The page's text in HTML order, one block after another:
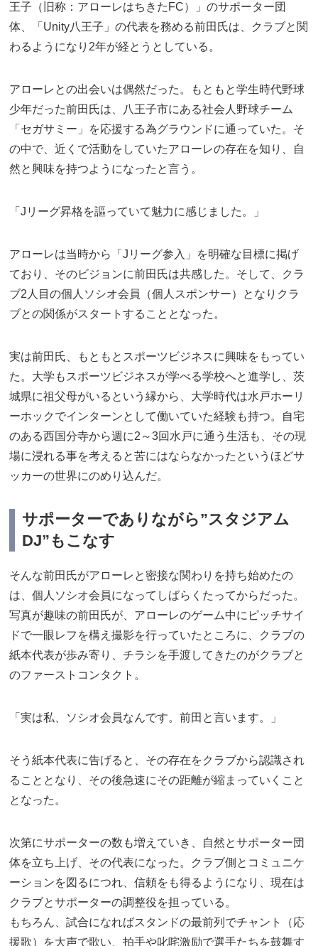
王子（旧称：アローレはちきたFC）」のサポーター団
体、「Unity八王子」の代表を務める前田氏は、クラブと関
わるようになり2年が経とうとしている。
アローレとの出会いは偶然だった。もともと学生時代野球
少年だった前田氏は、八王子市にある社会人野球チーム
「セガサミー」を応援する為グラウンドに通っていた。そ
の中で、近くで活動をしていたアローレの存在を知り、自
然と興味を持つようになったと言う。
「Jリーグ昇格を謳っていて魅力に感じました。」
アローレは当時から「Jリーグ参入」を明確な目標に掲げ
ており、そのビジョンに前田氏は共感した。そして、クラ
ブ2人目の個人ソシオ会員（個人スポンサー）となりクラ
ブとの関係がスタートすることとなった。
実は前田氏、もともとスポーツビジネスに興味をもってい
た。大学もスポーツビジネスが学べる学校へと進学し、茨
城県に祖父母がいるという縁から、大学時代は水戸ホーリ
ーホックでインターンとして働いていた経験も持つ。自宅
のある西国分寺から週に2～3回水戸に通う生活も、その現
場に浸れる事を考えると苦にはならなかったというほどサ
ッカーの世界にのめり込んだ。
サポーターでありながら”スタジアム
DJ”もこなす
そんな前田氏がアローレと密接な関わりを持ち始めたの
は、個人ソシオ会員になってしばらくたってからだった。
写真が趣味の前田氏が、アローレのゲーム中にピッチサイ
ドで一眼レフを構え撮影を行っていたところに、クラブの
紙本代表が歩み寄り、チラシを手渡してきたのがクラブと
のファーストコンタクト。
「実は私、ソシオ会員なんです。前田と言います。」
そう紙本代表に告げると、その存在をクラブから認識され
ることとなり、その後急速にその距離が縮まっていくこと
となった。
次第にサポーターの数も増えていき、自然とサポーター団
体を立ち上げ、その代表になった。クラブ側とコミュニケ
ーションを図るにつれ、信頼をも得るようになり、現在は
クラブとサポーターの調整役を担っている。
もちろん、試合になればスタンドの最前列でチャント（応
援歌）を大声で歌い、拍手や叱咤激励で選手たちを鼓舞す